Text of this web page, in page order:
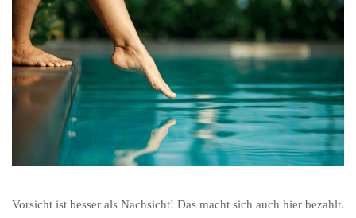
Vorsicht ist besser als Nachsicht! Das macht sich auch hier bezahlt.